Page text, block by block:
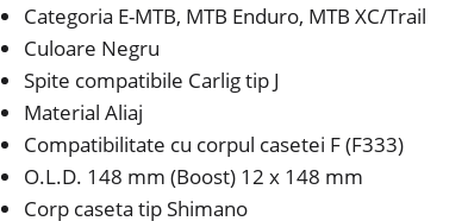
Categoria E-MTB, MTB Enduro, MTB XC/Trail
Culoare Negru
Spite compatibile Carlig tip J
Material Aliaj
Compatibilitate cu corpul casetei F (F333)
O.L.D. 148 mm (Boost) 12 x 148 mm
Corp caseta tip Shimano